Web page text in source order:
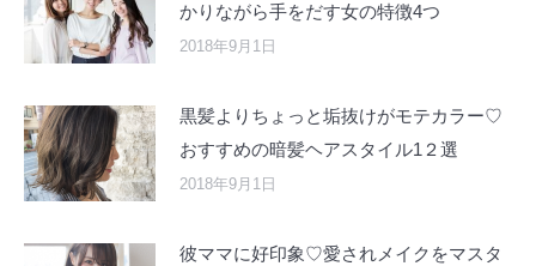
かりながら手をだす女の特徴4つ
2018年9月1日
黒髪よりちょっと垢抜けがモテカラー♡
おすすめの暗髪ヘアスタイル1２選
2018年9月1日
彼ママに好印象♡愛されメイクをマスタ